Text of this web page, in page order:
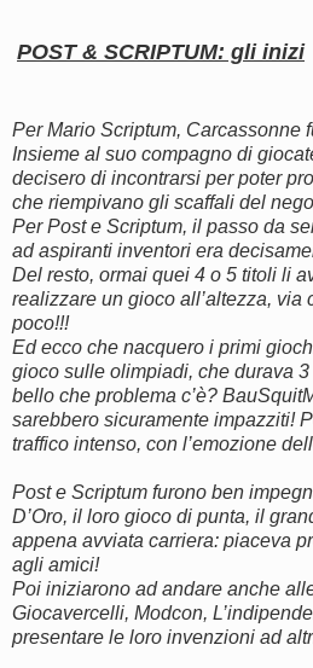
POST & SCRIPTUM: gli inizi
Per Mario Scriptum, Carcassonne
Insieme al suo compagno di
decisero di incontrarsi per poter
che riempivano gli scaffali del
Per Post e Scriptum, il passo da
ad aspiranti inventori era
Del resto, ormai quei 4 o 5 titoli li
realizzare un gioco all’altezza, via
poco!!!
Ed ecco che nacquero i primi
gioco sulle olimpiadi, che durava
bello che problema c’è?
sarebbero sicuramente impazziti!
traffico intenso, con l’emozione
Post e Scriptum furono ben
D’Oro, il loro gioco di punta, il
appena avviata carriera: piaceva
agli amici!
Poi iniziarono ad andare anche
Giocavercelli, Modcon,
presentare le loro invenzioni ad